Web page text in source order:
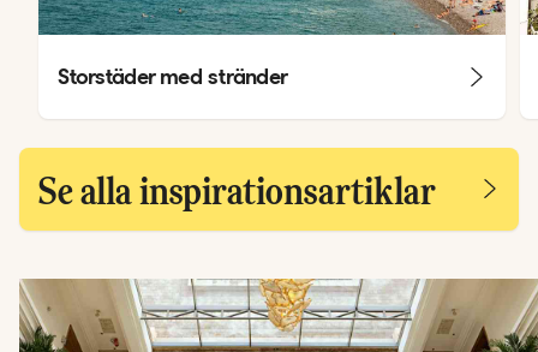
Storstäder med stränder
Se alla inspirationsartiklar